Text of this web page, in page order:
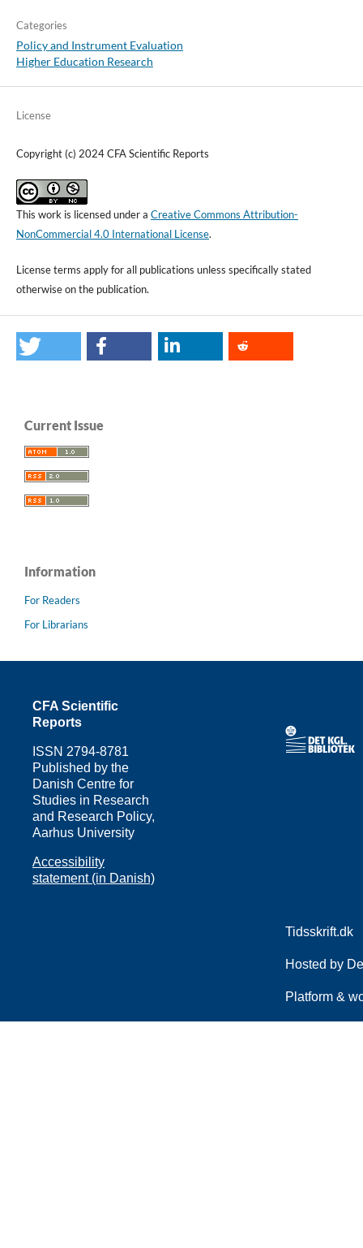
Categories
Policy and Instrument Evaluation
Higher Education Research
License
Copyright (c) 2024 CFA Scientific Reports
This work is licensed under a Creative Commons Attribution-
NonCommercial 4.0 International License.
License terms apply for all publications unless specifically stated
otherwise on the publication.
Current Issue
Information
For Readers
For Librarians
CFA Scientific
Reports
ISSN 2794-8781
Published by the
Danish Centre for
Studies in Research
and Research Policy,
Aarhus University
Accessibility
statement (in Danish)